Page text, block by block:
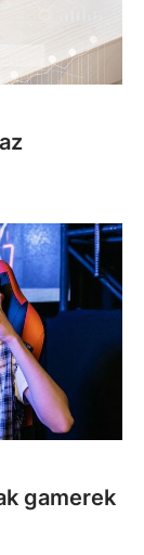
gamerek